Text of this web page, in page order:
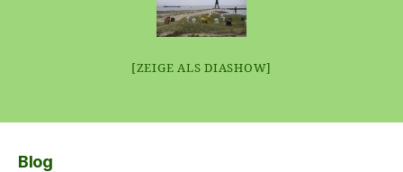
[ZEIGE ALS DIASHOW]
Blog